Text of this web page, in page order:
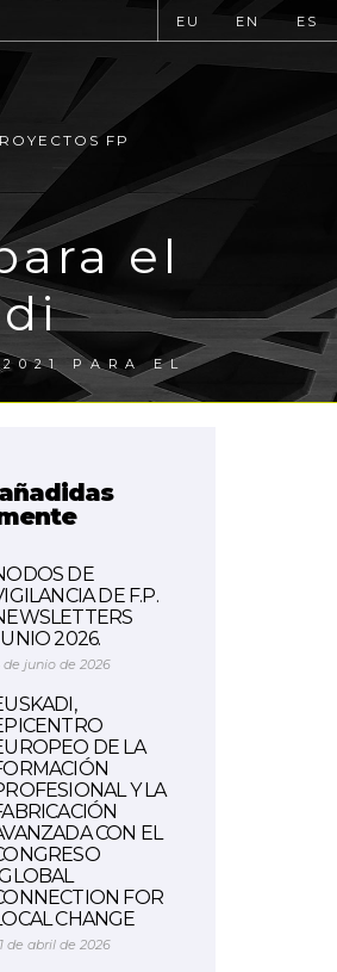
EU EN ES
FP
el
PARA EL
DE
DE F.P.
2026.
de junio de 2026
DE LA
Y LA
CON EL
FOR
CHANGE
de abril de 2026